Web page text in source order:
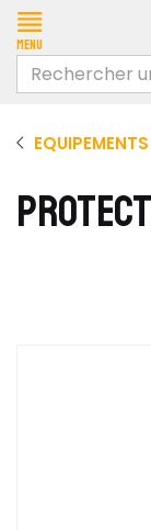
Menu